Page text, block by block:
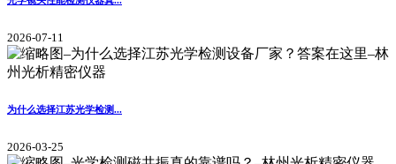
2026-07-11
为什么选择江苏光学检测...
2026-03-25